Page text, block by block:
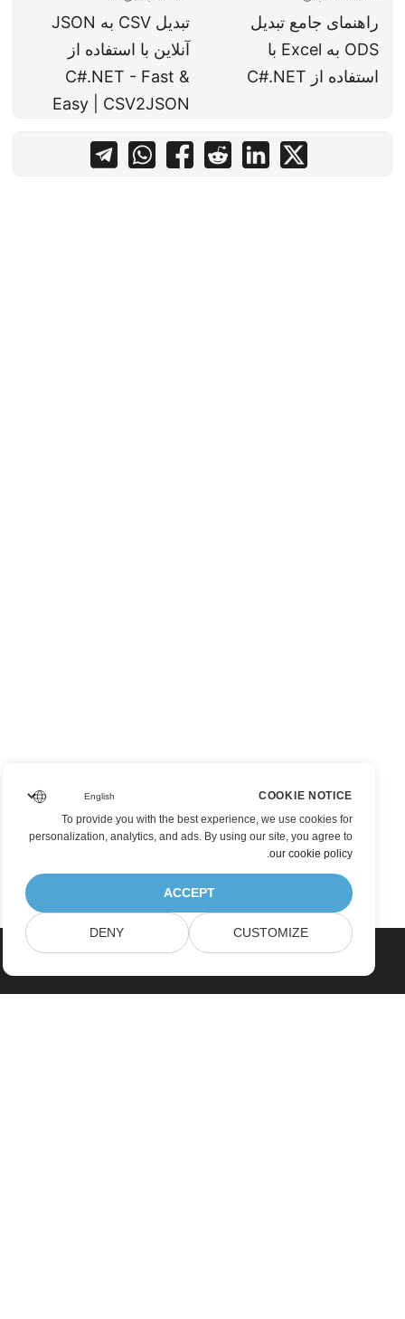
راهنمای جامع تبدیل
ODS به Excel با
استفاده از C#.NET
تبدیل CSV به JSON
آنلاین با استفاده از
C#.NET - Fast &
Easy | CSV2JSON
COOKIE NOTICE
To provide you with the best experience, we use cookies for
personalization, analytics, and ads. By using our site, you agree to
our cookie policy
.
ACCEPT
CUSTOMIZE
DENY